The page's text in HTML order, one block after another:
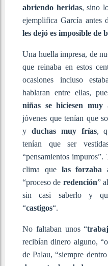
abriendo heridas, sino
ejemplifica García antes
les dejó es imposible de
Una huella impresa, de
que reinaba en estos
ocasiones incluso
hablaran entre ellas,
niñas se hiciesen muy
jóvenes que tenían que
y duchas muy frías,
tenían que ser
“pensamientos
clima quelas forzaba
“proceso de redención”
sin casi saberlo y
“castigos“.
No faltaban unos “
recibían dinero alguno,
de Palau, “siempre